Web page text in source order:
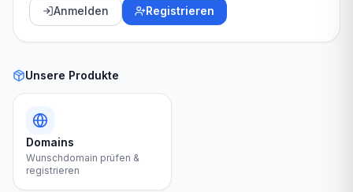
Anmelden
Registrieren
Unsere Produkte
Domains
Wunschdomain prüfen &
registrieren